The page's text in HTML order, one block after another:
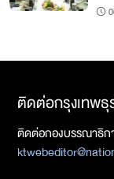
ติดต่อกรุงเทพธุ
ติดต่อกองบรรณาธิก